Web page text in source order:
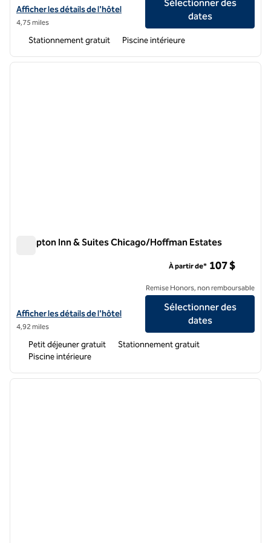
Afficher les détails de l'hôtel Hilton Garden Inn Hoffman Estates
Afficher les détails de l'hôtel
4,75 miles
Sélectionner des
dates
Stationnement gratuit Piscine intérieure
1 sur 12
Hampton Inn & Suites Chicago/Hoffman Estates
Afficher les détails de l'hôtel Hampton Inn & Suites Chicago/
Afficher les détails de l'hôtel
4,92 miles
À partir de* 107 $
Remise Honors, non remboursable
Sélectionner des
dates
Petit déjeuner gratuit
Stationnement gratuit
Piscine intérieure
1 sur 12